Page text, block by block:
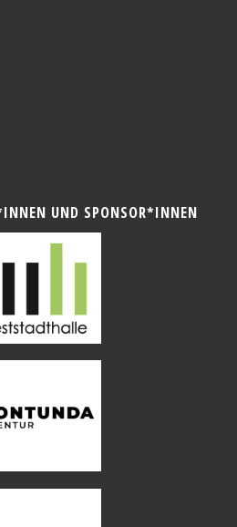
UND SPONSOR*INNEN